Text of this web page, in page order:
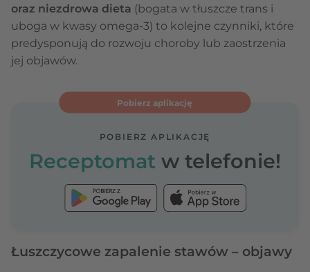
oraz niezdrowa dieta (bogata w tłuszcze trans i
uboga w kwasy omega-3) to kolejne czynniki, które
predysponują do rozwoju choroby lub zaostrzenia
jej objawów.
Pobierz aplikację
POBIERZ APLIKACJĘ
Receptomat w telefonie!
Łuszczycowe zapalenie stawów – objawy